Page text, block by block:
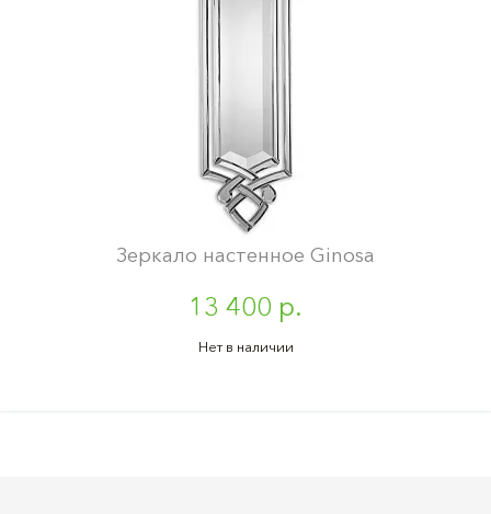
Зеркало настенное Ginosa
13 400 р.
Нет в наличии